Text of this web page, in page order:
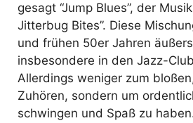
gesagt “Jump Blues”, der
Jitterbug Bites”. Diese
und frühen 50er Jahren
insbesondere in den Jazz-
Allerdings weniger zum
Zuhören, sondern um
schwingen und Spaß zu